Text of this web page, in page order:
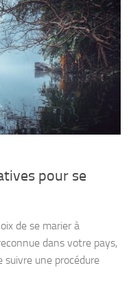
pour se
de se marier à
dans votre pays,
une procédure